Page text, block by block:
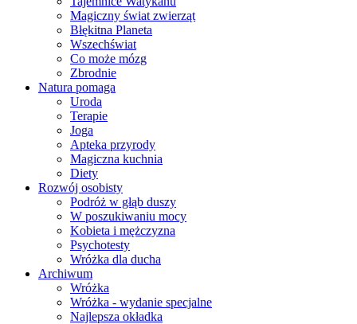
Magiczny świat zwierząt
Błękitna Planeta
Wszechświat
Co może mózg
Zbrodnie
Natura pomaga
Uroda
Terapie
Joga
Apteka przyrody
Magiczna kuchnia
Diety
Rozwój osobisty
Podróż w głąb duszy
W poszukiwaniu mocy
Kobieta i mężczyzna
Psychotesty
Wróżka dla ducha
Archiwum
Wróżka
Wróżka - wydanie specjalne
Najlepsza okładka